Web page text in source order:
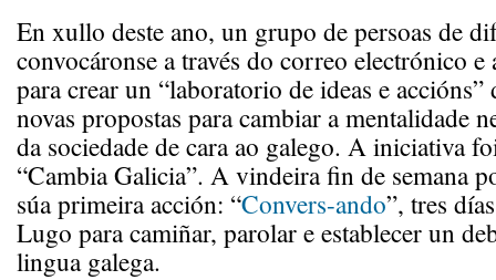
En xullo deste ano, un grupo de persoas de
convocáronse a través do correo electrónico e
para crear un “laboratorio de ideas e accións”
novas propostas para cambiar a mentalidade
da sociedade de cara ao galego. A iniciativa
“Cambia Galicia”. A vindeira fin de semana
súa primeira acción: “Convers-ando”, tres
Lugo para camiñar, parolar e establecer un
lingua galega.